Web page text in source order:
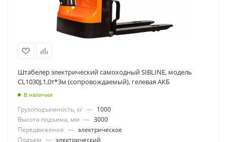
Штабелер электрический самоходный SIBLINE, модель
CL1030J,1,0т*3м (сопровождаемый), гелевая АКБ
В наличии
Грузоподъемность, кг — 1000
Высота подъема, мм — 3000
Передвижение — электрическое
Подъем — электрический